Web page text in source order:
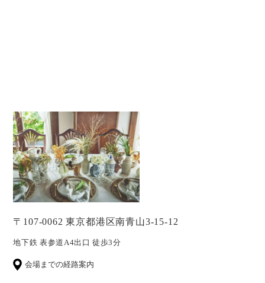
〒107-0062 東京都港区南青山3-15-12
地下鉄 表参道A4出口 徒歩3分
会場までの経路案内